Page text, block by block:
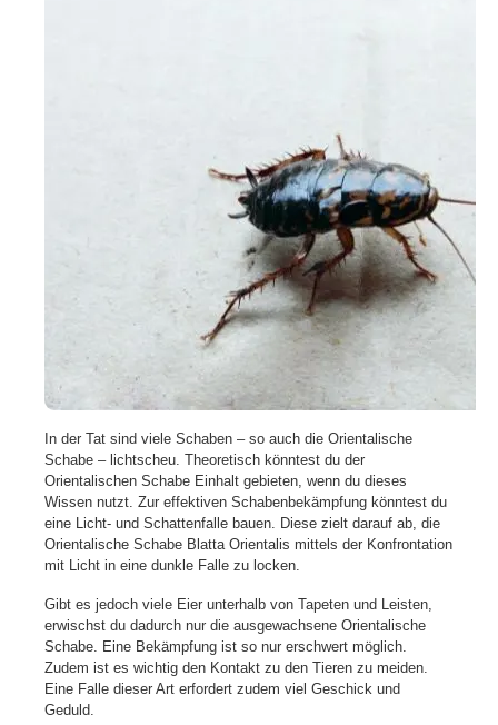
In der Tat sind viele Schaben – so auch die Orientalische
Schabe – lichtscheu. Theoretisch könntest du der
Orientalischen Schabe Einhalt gebieten, wenn du dieses
Wissen nutzt. Zur effektiven Schabenbekämpfung könntest du
eine Licht- und Schattenfalle bauen. Diese zielt darauf ab, die
Orientalische Schabe Blatta Orientalis mittels der Konfrontation
mit Licht in eine dunkle Falle zu locken.
Gibt es jedoch viele Eier unterhalb von Tapeten und Leisten,
erwischst du dadurch nur die ausgewachsene Orientalische
Schabe. Eine Bekämpfung ist so nur erschwert möglich.
Zudem ist es wichtig den Kontakt zu den Tieren zu meiden.
Eine Falle dieser Art erfordert zudem viel Geschick und
Geduld.